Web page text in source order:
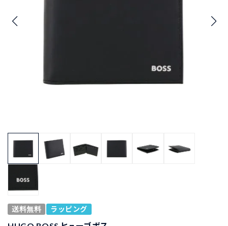
送料無料 ラッピング